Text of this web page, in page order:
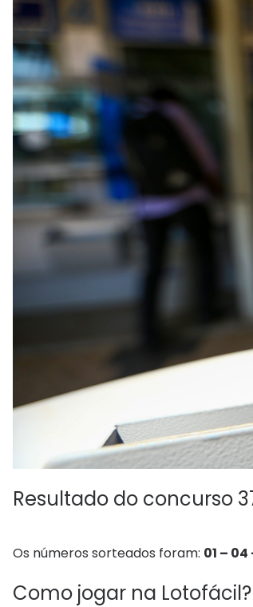
Resultado do concurso
Os números sorteados foram: 01 – 04
Como jogar na Lotofácil?